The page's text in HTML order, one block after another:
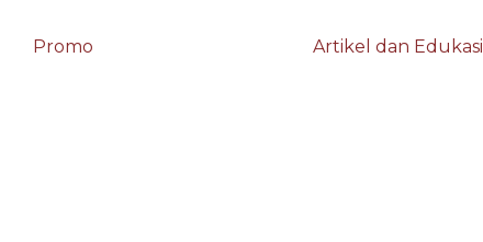
Promo Artikel dan Edukasi